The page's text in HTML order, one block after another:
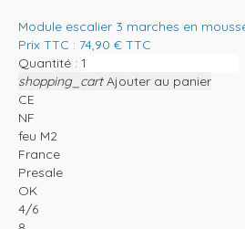
Module escalier 3 marches en
Prix TTC : 74,90 € TTC
Quantité :
shopping_cart Ajouter au panier
CE
NF
feu M2
France
Presale
OK
4/6